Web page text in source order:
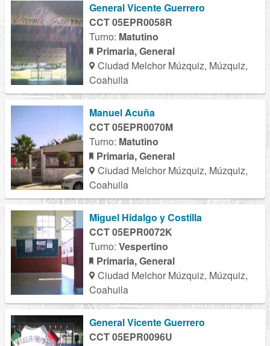
General Vicente Guerrero
CCT 05EPR0058R
Turno: Matutino
Primaria, General
Ciudad Melchor Múzquiz, Múzquiz,
Coahuila
Manuel Acuña
CCT 05EPR0070M
Turno: Matutino
Primaria, General
Ciudad Melchor Múzquiz, Múzquiz,
Coahuila
Miguel Hidalgo y Costilla
CCT 05EPR0072K
Turno: Vespertino
Primaria, General
Ciudad Melchor Múzquiz, Múzquiz,
Coahuila
General Vicente Guerrero
CCT 05EPR0096U